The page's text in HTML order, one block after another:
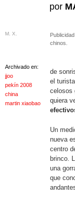
por
M. X.
chinos.
Archivado en:
jjoo
pekín 2008
china
martin xiaobao
de
el
celosos
quiera
Un
nueva
centro
brinco.
una
que